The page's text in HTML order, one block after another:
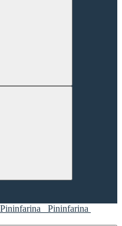
Pininfarina